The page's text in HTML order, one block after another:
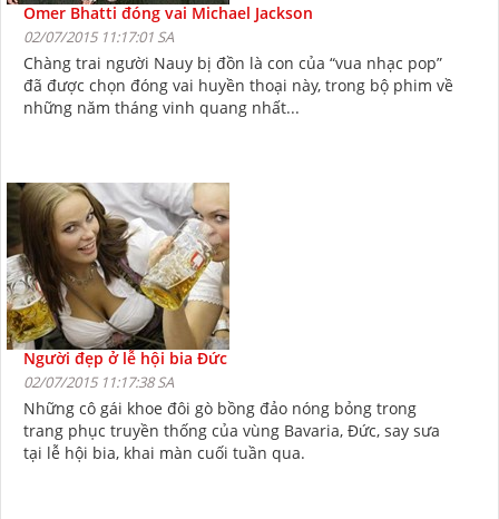
Omer Bhatti đóng vai Michael Jackson
02/07/2015 11:17:01 SA
Chàng trai người Nauy bị đồn là con của “vua nhạc pop”
đã được chọn đóng vai huyền thoại này, trong bộ phim về
những năm tháng vinh quang nhất...
Người đẹp ở lễ hội bia Đức
02/07/2015 11:17:38 SA
Những cô gái khoe đôi gò bồng đảo nóng bỏng trong
trang phục truyền thống của vùng Bavaria, Đức, say sưa
tại lễ hội bia, khai màn cuối tuần qua.